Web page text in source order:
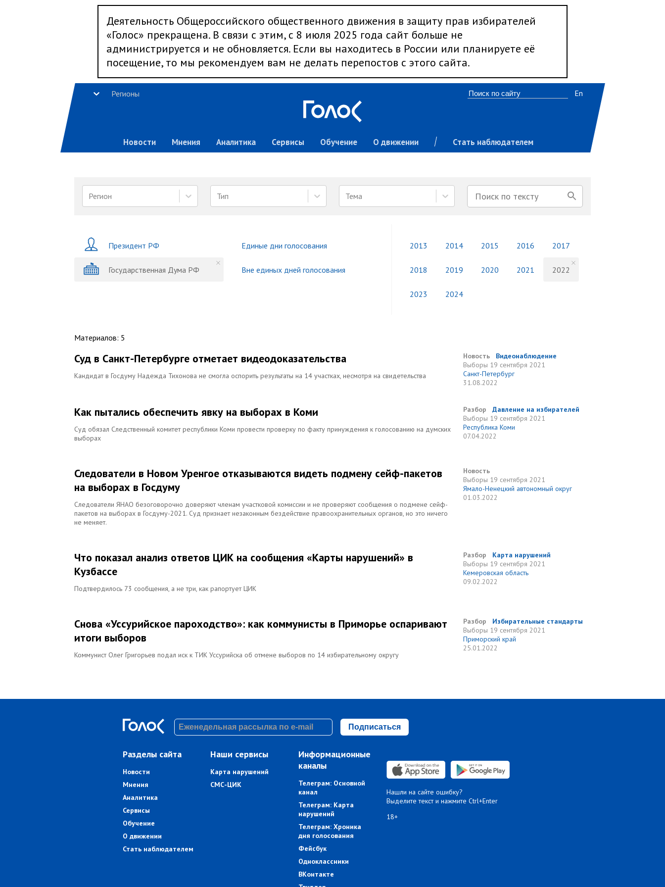
Деятельность Общероссийского общественного движения в защиту прав избирателей
«Голос» прекращена. В связи с этим, с 8 июля 2025 года сайт больше не
администрируется и не обновляется. Если вы находитесь в России или планируете её
посещение, то мы рекомендуем вам не делать перепостов с этого сайта.
Регионы
Новости Мнения Аналитика Сервисы Обучение О движении Стать наблюдателем
En
Регион Тип Тема
Президент РФ
Государственная Дума РФ
Единые дни голосования
Вне единых дней голосования
2013 2014 2015 2016 2017
2018 2019 2020 2021 2022
2023 2024
Материалов: 5
Суд в Санкт-Петербурге отметает видеодоказательства
Кандидат в Госдуму Надежда Тихонова не смогла оспорить результаты на 14 участках, несмотря на свидетельства
Новость
Видеонаблюдение
Выборы 19 сентября 2021
Санкт-Петербург
31.08.2022
Как пытались обеспечить явку на выборах в Коми
Суд обязал Следственный комитет республики Коми провести проверку по факту принуждения к голосованию на думских
выборах
Разбор
Давление на избирателей
Выборы 19 сентября 2021
Республика Коми
07.04.2022
Следователи в Новом Уренгое отказываются видеть подмену сейф-пакетов
на выборах в Госдуму
Следователи ЯНАО безоговорочно доверяют членам участковой комиссии и не проверяют сообщения о подмене сейф-
пакетов на выборах в Госдуму-2021. Суд признает незаконным бездействие правоохранительных органов, но это ничего
не меняет.
Новость
Выборы 19 сентября 2021
Ямало-Ненецкий автономный округ
01.03.2022
Что показал анализ ответов ЦИК на сообщения «Карты нарушений» в
Кузбассе
Подтвердилось 73 сообщения, а не три, как рапортует ЦИК
Разбор
Карта нарушений
Выборы 19 сентября 2021
Кемеровская область
09.02.2022
Снова «Уссурийское пароходство»: как коммунисты в Приморье оспаривают
итоги выборов
Коммунист Олег Григорьев подал иск к ТИК Уссурийска об отмене выборов по 14 избирательному округу
Разбор
Избирательные стандарты
Выборы 19 сентября 2021
Приморский край
25.01.2022
Подписаться
Разделы сайта
Новости
Мнения
Аналитика
Сервисы
Обучение
О движении
Стать наблюдателем
Наши сервисы
Карта нарушений
СМС-ЦИК
Информационные
каналы
Телеграм: Основной
канал
Телеграм: Карта
нарушений
Телеграм: Хроника
дня голосования
Фейсбук
Одноклассники
ВКонтакте
Нашли на сайте ошибку?
Выделите текст и нажмите Ctrl+Enter
18+